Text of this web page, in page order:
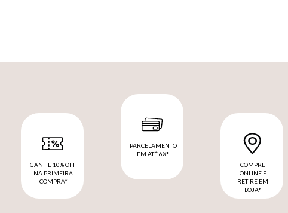
GANHE 10% OFF
NA PRIMEIRA
COMPRA*
PARCELAMENTO
EM ATÉ 6X*
COMPRE
ONLINE E
RETIRE EM
LOJA*